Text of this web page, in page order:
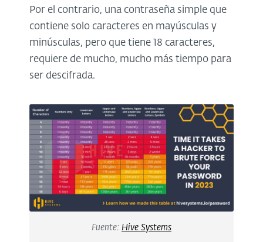
Por el contrario, una contraseña simple que
contiene solo caracteres en mayúsculas y
minúsculas, pero que tiene 18 caracteres,
requiere de mucho, mucho más tiempo para
ser descifrada.
Fuente: Hive Systems